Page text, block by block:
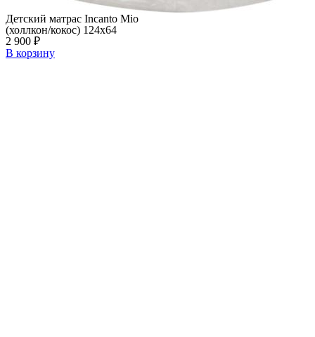
Детский матрас Incanto Mio
(холлкон/кокос) 124х64
2 900 ₽
В корзину